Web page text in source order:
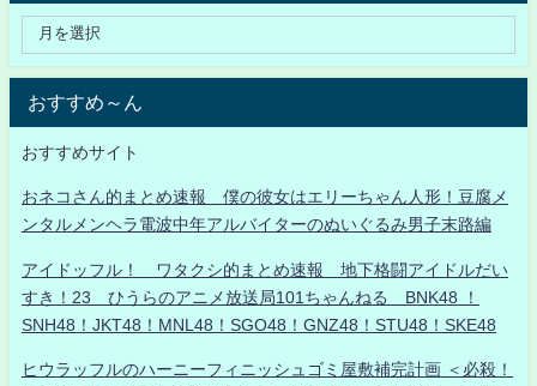
おすすめ～ん
おすすめサイト
おネコさん的まとめ速報 僕の彼女はエリーちゃん人形！豆腐メ
ンタルメンヘラ電波中年アルバイターのぬいぐるみ男子末路編
アイドッフル！ ワタクシ的まとめ速報 地下格闘アイドルだい
すき！23 ひうらのアニメ放送局101ちゃんねる BNK48 ！
SNH48！JKT48！MNL48！SGO48！GNZ48！STU48！SKE48
ヒウラッフルのハーニーフィニッシュゴミ屋敷補完計画 ＜必殺！